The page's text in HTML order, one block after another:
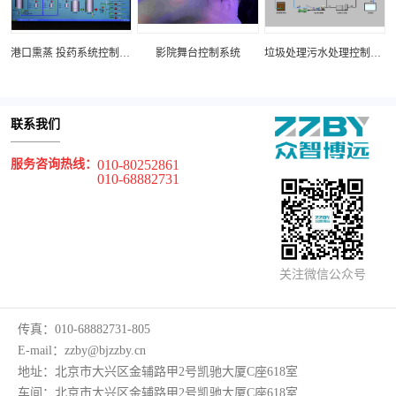
影院舞台控制系统
联系我们
服务咨询热线： 010-80252861
010-68882731
关注微信公众号
传真： 010-68882731-805
E-mail： zzby@bjzzby.cn
地址： 北京市大兴区金辅路甲2号凯驰大厦C座618室
车间： 北京市大兴区金辅路甲2号凯驰大厦C座618室